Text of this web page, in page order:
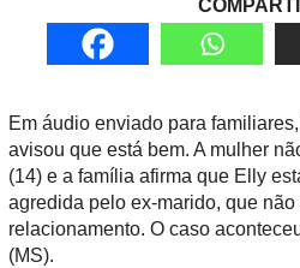
Em áudio enviado para
avisou que está bem. A mulher
(14) e a família afirma que Elly
agredida pelo ex-marido, que
relacionamento. O caso
(MS).